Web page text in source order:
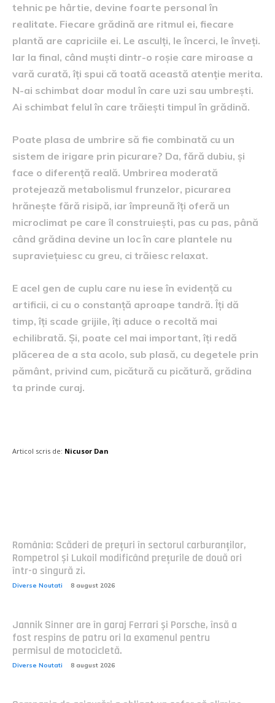
tehnic pe hârtie, devine foarte personal în
realitate. Fiecare grădină are ritmul ei, fiecare
plantă are capriciile ei. Le asculți, le încerci, le înveți.
Iar la final, când muști dintr-o roșie care miroase a
vară curată, îți spui că toată această atenție merita.
N-ai schimbat doar modul în care uzi sau umbrești.
Ai schimbat felul în care trăiești timpul în grădină.
Poate plasa de umbrire să fie combinată cu un
sistem de irigare prin picurare? Da, fără dubiu, și
face o diferență reală. Umbrirea moderată
protejează metabolismul frunzelor, picurarea
hrănește fără risipă, iar împreună îți oferă un
microclimat pe care îl construiești, pas cu pas, până
când grădina devine un loc în care plantele nu
supraviețuiesc cu greu, ci trăiesc relaxat.
E acel gen de cuplu care nu iese în evidență cu
artificii, ci cu o constanță aproape tandră. Îți dă
timp, îți scade grijile, îți aduce o recoltă mai
echilibrată. Și, poate cel mai important, îți redă
plăcerea de a sta acolo, sub plasă, cu degetele prin
pământ, privind cum, picătură cu picătură, grădina
ta prinde curaj.
Articol scris de: Nicusor Dan
România: Scăderi de prețuri în sectorul carburanților,
Rompetrol și Lukoil modificând prețurile de două ori
într-o singură zi.
Diverse Noutati 8 august 2026
Jannik Sinner are în garaj Ferrari și Porsche, însă a
fost respins de patru ori la examenul pentru
permisul de motocicletă.
Diverse Noutati 8 august 2026